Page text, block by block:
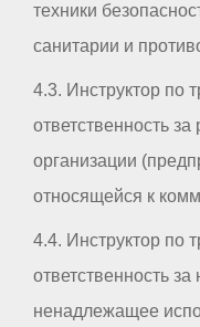
техники
санитарии и
4.3. Инструктор по
ответственность
организации
относящейся к
4.4. Инструктор по
ответственность
ненадлежащее